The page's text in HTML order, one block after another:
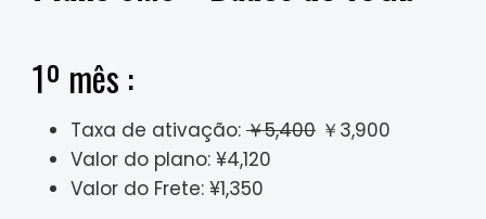
1º mês :
Taxa de ativação: ￥5,400 ￥3,900
Valor do plano: ¥4,120
Valor do Frete: ¥1,350